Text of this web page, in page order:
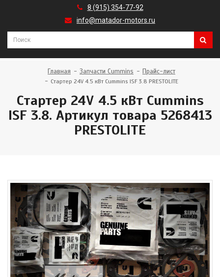
8 (915) 354-77-92
info@matador-motors.ru
Главная Запчасти Cummins Прайс-лист
Стартер 24V 4.5 кВт Cummins ISF 3.8 PRESTOLITE
Стартер 24V 4.5 кВт Cummins
ISF 3.8. Артикул товара 5268413
PRESTOLITE